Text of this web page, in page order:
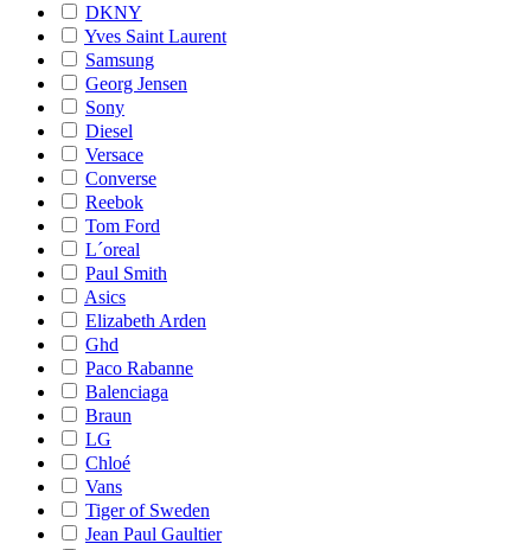
DKNY
Yves Saint Laurent
Samsung
Georg Jensen
Sony
Diesel
Versace
Converse
Reebok
Tom Ford
L´oreal
Paul Smith
Asics
Elizabeth Arden
Ghd
Paco Rabanne
Balenciaga
Braun
LG
Chloé
Vans
Tiger of Sweden
Jean Paul Gaultier